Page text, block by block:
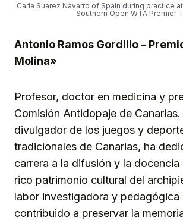
Carla Suarez Navarro of Spain during practice
Southern Open WTA Premier
Antonio Ramos Gordillo –
Molina»
Profesor, doctor en medicina y
Comisión Antidopaje de
divulgador de los juegos y
tradicionales de Canarias, ha
carrera a la difusión y la docencia
rico patrimonio cultural del
labor investigadora y pedagógica
contribuido a preservar la